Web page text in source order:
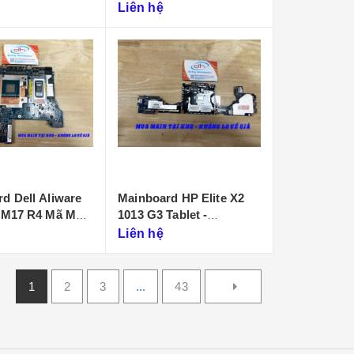
D901
Liên hệ
Dell Aliware
R4 Mã Main
Mainboard HP Elite X2
1013 G3 Tablet -
DA0D99MBAI0
Liên hệ
1 2 3 ... 43